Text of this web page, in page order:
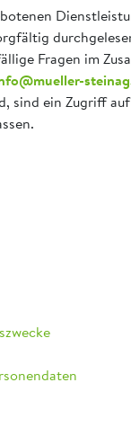
Fragen im
sind ein Zugriff